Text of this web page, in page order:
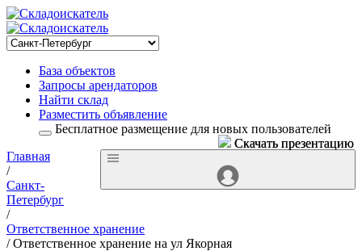
База объектов
Запросы арендаторов
Найти склад
Разместить объявление
Бесплатное размещение для новых пользователей
Главная
/
Санкт-
Петербург
/
Ответственное хранение
/ Ответственное хранение на ул Якорная
Скачать презентацию
Скачать презентацию